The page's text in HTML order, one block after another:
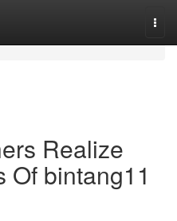
Realize
Of bintang11